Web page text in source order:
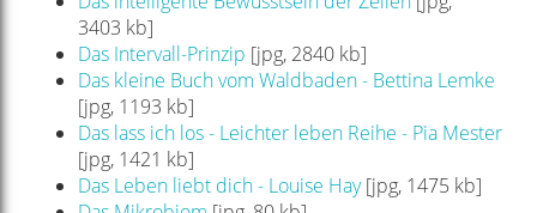
3403 kb]
Das Intervall-Prinzip [jpg, 2840 kb]
Das kleine Buch vom Waldbaden - Bettina Lemke
[jpg, 1193 kb]
Das lass ich los - Leichter leben Reihe - Pia Mester
[jpg, 1421 kb]
Das Leben liebt dich - Louise Hay[jpg, 1475 kb]